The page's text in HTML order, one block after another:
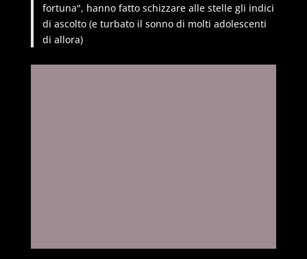
fortuna", hanno fatto schizzare alle stelle gli indici
di ascolto (e turbato il sonno di molti adolescenti
di allora)